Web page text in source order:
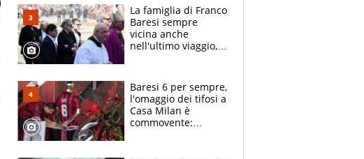
La famiglia di Franco
Baresi sempre
vicina anche
nell'ultimo viaggio,
circondati
dall'affetto dei tifosi
Baresi 6 per sempre,
l'omaggio dei tifosi a
Casa Milan è
commovente: